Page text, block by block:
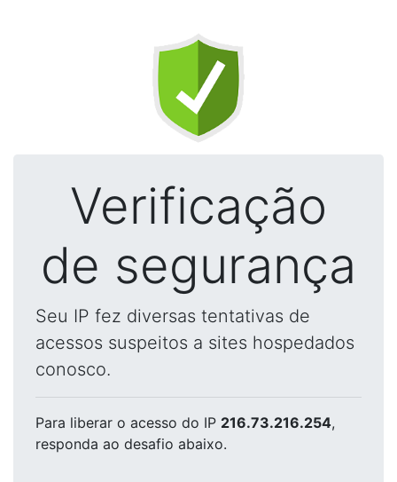
Verificação
de segurança
Seu IP fez diversas tentativas de
acessos suspeitos a sites hospedados
conosco.
Para liberar o acesso do IP 216.73.216.254,
responda ao desafio abaixo.